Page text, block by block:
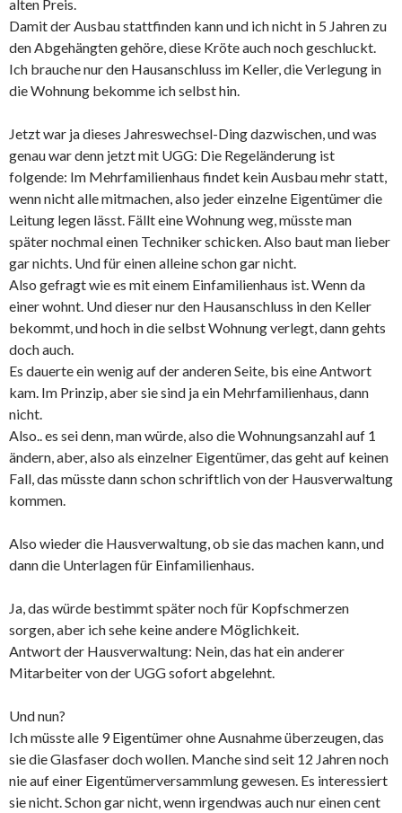
alten Preis.
Damit der Ausbau stattfinden kann und ich nicht in 5 Jahren zu
den Abgehängten gehöre, diese Kröte auch noch geschluckt.
Ich brauche nur den Hausanschluss im Keller, die Verlegung in
die Wohnung bekomme ich selbst hin.
Jetzt war ja dieses Jahreswechsel-Ding dazwischen, und was
genau war denn jetzt mit UGG: Die Regeländerung ist
folgende: Im Mehrfamilienhaus findet kein Ausbau mehr statt,
wenn nicht alle mitmachen, also jeder einzelne Eigentümer die
Leitung legen lässt. Fällt eine Wohnung weg, müsste man
später nochmal einen Techniker schicken. Also baut man lieber
gar nichts. Und für einen alleine schon gar nicht.
Also gefragt wie es mit einem Einfamilienhaus ist. Wenn da
einer wohnt. Und dieser nur den Hausanschluss in den Keller
bekommt, und hoch in die selbst Wohnung verlegt, dann gehts
doch auch.
Es dauerte ein wenig auf der anderen Seite, bis eine Antwort
kam. Im Prinzip, aber sie sind ja ein Mehrfamilienhaus, dann
nicht.
Also.. es sei denn, man würde, also die Wohnungsanzahl auf 1
ändern, aber, also als einzelner Eigentümer, das geht auf keinen
Fall, das müsste dann schon schriftlich von der Hausverwaltung
kommen.
Also wieder die Hausverwaltung, ob sie das machen kann, und
dann die Unterlagen für Einfamilienhaus.
Ja, das würde bestimmt später noch für Kopfschmerzen
sorgen, aber ich sehe keine andere Möglichkeit.
Antwort der Hausverwaltung: Nein, das hat ein anderer
Mitarbeiter von der UGG sofort abgelehnt.
Und nun?
Ich müsste alle 9 Eigentümer ohne Ausnahme überzeugen, das
sie die Glasfaser doch wollen. Manche sind seit 12 Jahren noch
nie auf einer Eigentümerversammlung gewesen. Es interessiert
sie nicht. Schon gar nicht, wenn irgendwas auch nur einen cent